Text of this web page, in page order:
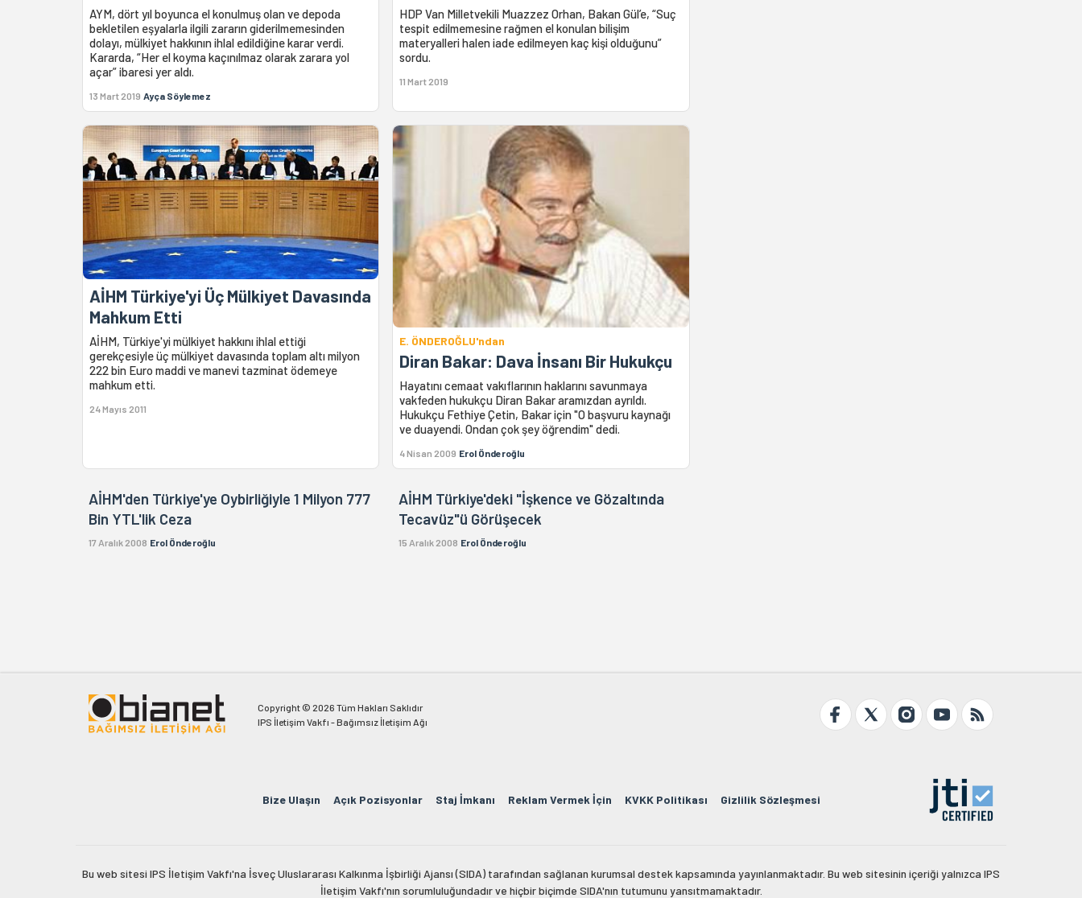
AYM, dört yıl boyunca el konulmuş olan ve depoda
bekletilen eşyalarla ilgili zararın giderilmemesinden
dolayı, mülkiyet hakkının ihlal edildiğine karar verdi.
Kararda, “Her el koyma kaçınılmaz olarak zarara yol
açar” ibaresi yer aldı.
13 Mart 2019 Ayça Söylemez
HDP Van Milletvekili Muazzez Orhan, Bakan Gül’e, “Suç
tespit edilmemesine rağmen el konulan bilişim
materyalleri halen iade edilmeyen kaç kişi olduğunu”
sordu.
11 Mart 2019
AİHM Türkiye'yi Üç Mülkiyet Davasında
Mahkum Etti
AİHM, Türkiye'yi mülkiyet hakkını ihlal ettiği
gerekçesiyle üç mülkiyet davasında toplam altı milyon
222 bin Euro maddi ve manevi tazminat ödemeye
mahkum etti.
24 Mayıs 2011
E. ÖNDEROĞLU'ndan
Diran Bakar: Dava İnsanı Bir Hukukçu
Hayatını cemaat vakıflarının haklarını savunmaya
vakfeden hukukçu Diran Bakar aramızdan ayrıldı.
Hukukçu Fethiye Çetin, Bakar için "O başvuru kaynağı
ve duayendi. Ondan çok şey öğrendim" dedi.
4 Nisan 2009 Erol Önderoğlu
AİHM'den Türkiye'ye Oybirliğiyle 1 Milyon 777
Bin YTL'lik Ceza
17 Aralık 2008 Erol Önderoğlu
AİHM Türkiye'deki "İşkence ve Gözaltında
Tecavüz"ü Görüşecek
15 Aralık 2008 Erol Önderoğlu
Copyright © 2026 Tüm Hakları Saklıdır
IPS İletişim Vakfı - Bağımsız İletişim Ağı
Bize Ulaşın Açık Pozisyonlar Staj İmkanı Reklam Vermek İçin KVKK Politikası Gizlilik Sözleşmesi
Bu web sitesi IPS İletişim Vakfı'na İsveç Uluslararası Kalkınma İşbirliği Ajansı (SIDA) tarafından sağlanan kurumsal destek kapsamında yayınlanmaktadır. Bu web sitesinin içeriği yalnızca IPS
İletişim Vakfı'nın sorumluluğundadır ve hiçbir biçimde SIDA'nın tutumunu yansıtmamaktadır.